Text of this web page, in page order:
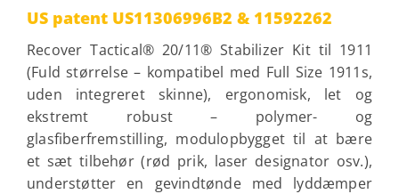
US patent US11306996B2 & 11592262
Recover Tactical® 20/11® Stabilizer Kit til 1911
(Fuld størrelse – kompatibel med Full Size 1911s,
uden integreret skinne), ergonomisk, let og
ekstremt robust – polymer- og
glasfiberfremstilling, modulopbygget til at bære
et sæt tilbehør (rød prik, laser designator osv.),
understøtter en gevindtønde med lyddæmper